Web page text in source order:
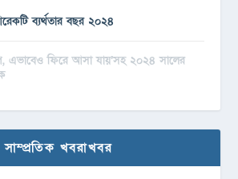
ব্যর্থতার বছর ২০২৪
এভাবেও ফিরে আসা যায়’সহ ২০২৪ সালের
সাম্প্রতিক খবরাখবর